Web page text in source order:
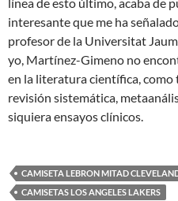
interesante que me ha
profesor de la Universitat
yo, Martínez-Gimeno no
en la literatura científica,
revisión sistemática,
siquiera ensayos clínicos.
CAMISETA LEBRON MITAD
CAMISETAS LOS ANGELES LAKERS